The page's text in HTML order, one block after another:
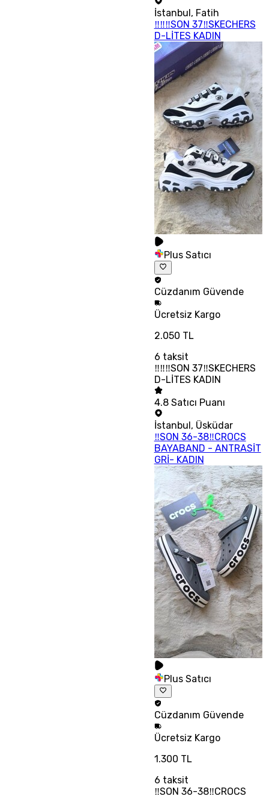
İstanbul , Fatih
‼‼‼SON 37‼SKECHERS
D-LİTES KADIN
Plus Satıcı
Cüzdanım Güvende
Ücretsiz Kargo
2.050 TL
6 taksit
‼‼‼SON 37‼SKECHERS
D-LİTES KADIN
4.8 Satıcı Puanı
İstanbul, Üsküdar
‼SON 36-38‼CROCS
BAYABAND - ANTRASİT
GRİ- KADIN
Plus Satıcı
Cüzdanım Güvende
Ücretsiz Kargo
1.300 TL
6 taksit
‼SON 36-38‼CROCS